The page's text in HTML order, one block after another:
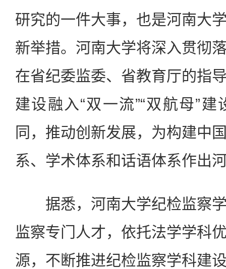
研究的一件大事，也是河南大
新举措。河南大学将深入贯彻
在省纪委监委、省教育厅的指
建设融入“双一流”“双航母”
同，推动创新发展，为构建中
系、学术体系和话语体系作出
据悉，河南大学纪检监察学
监察专门人才，依托法学学科
源，不断推进纪检监察学科建